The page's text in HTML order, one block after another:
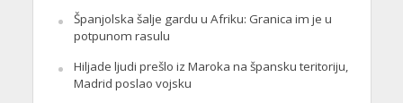
Španjolska šalje gardu u Afriku: Granica im je u
potpunom rasulu
Hiljade ljudi prešlo iz Maroka na špansku teritoriju,
Madrid poslao vojsku